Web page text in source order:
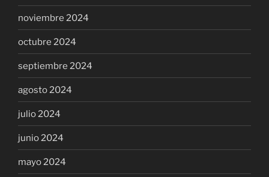
noviembre 2024
octubre 2024
septiembre 2024
agosto 2024
julio 2024
junio 2024
mayo 2024